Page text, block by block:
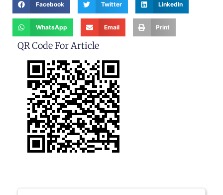
Facebook Twitter LinkedIn
WhatsApp Email Print
QR Code For Article